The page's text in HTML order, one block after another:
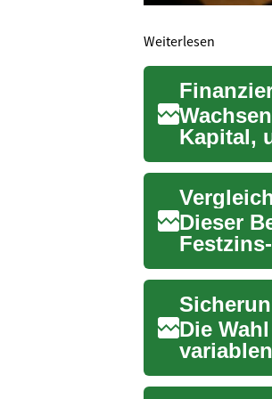
Weiterlesen
Kapital,
Dieser
Die
bei